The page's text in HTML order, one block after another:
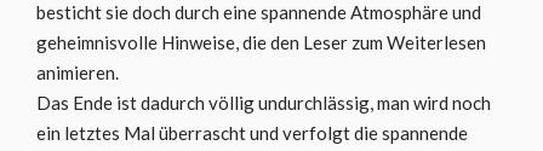
besticht sie doch durch eine spannende Atmosphäre und
geheimnisvolle Hinweise, die den Leser zum Weiterlesen
animieren.
Das Ende ist dadurch völlig undurchlässig, man wird noch
ein letztes Mal überrascht und verfolgt die spannende